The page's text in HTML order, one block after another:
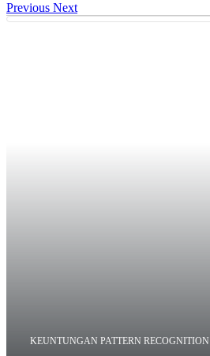
Previous Next
KEUNTUNGAN PATTERN RECOGNITION